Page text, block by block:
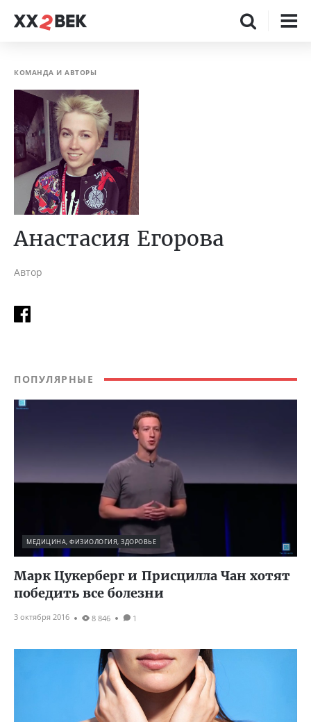
КОМАНДА И АВТОРЫ
Анастасия Егорова
Автор
ПОПУЛЯРНЫЕ
МЕДИЦИНА, ФИЗИОЛОГИЯ, ЗДОРОВЬЕ
Марк Цукерберг и Присцилла Чан хотят
победить все болезни
3 октября 2016 8 846 1